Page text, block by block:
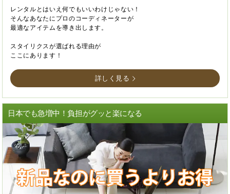
レンタルとはいえ何でもいいわけじゃない！
そんなあなたにプロのコーディネーターが
最適なアイテムを導き出します。
スタイリクスが選ばれる理由が
ここにあります！
詳しく見る
日本でも急増中！負担がグッと楽になる